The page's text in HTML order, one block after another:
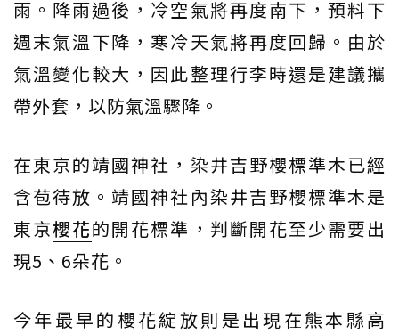
雨。降雨過後，冷空氣將再度南下，預料下
週末氣溫下降，寒冷天氣將再度回歸。由於
氣溫變化較大，因此整理行李時還是建議攜
帶外套，以防氣溫驟降。
在東京的靖國神社，染井吉野櫻標準木已經
含苞待放。靖國神社內染井吉野櫻標準木是
東京櫻花的開花標準，判斷開花至少需要出
現5、6朵花。
今年最早的櫻花綻放則是出現在熊本縣高